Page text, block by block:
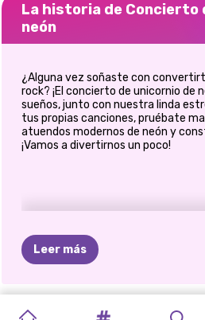
La historia de Concierto
neón
¿Alguna vez soñaste con
rock? ¡El concierto de unicornio de
sueños, junto con nuestra linda
tus propias canciones, pruébate
atuendos modernos de neón y
¡Vamos a divertirnos un poco!
Leer más
PRINCESA
ESTILO
CELEBRITY